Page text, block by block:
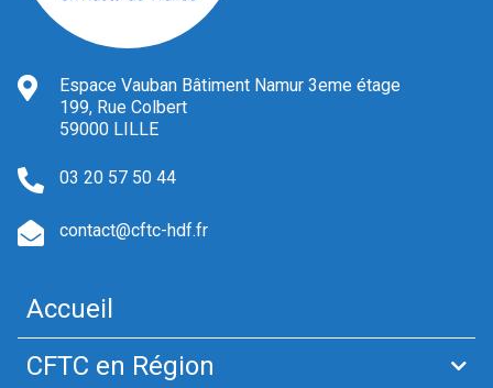
Espace Vauban Bâtiment Namur 3eme étage
199, Rue Colbert
59000 LILLE
03 20 57 50 44
contact@cftc-hdf.fr
Accueil
CFTC en Région